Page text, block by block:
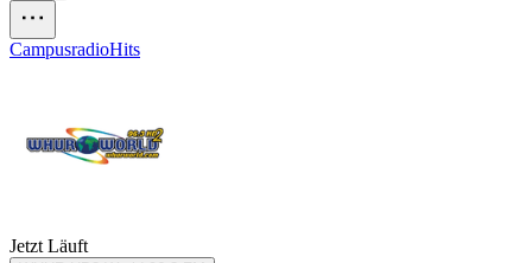
CampusradioHits
Jetzt Läuft